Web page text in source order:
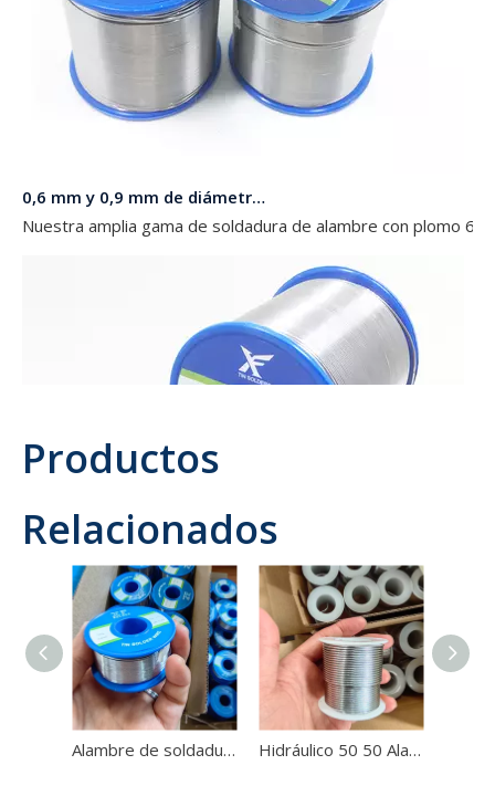
Nuestra amplia gama de soldadura de alambre con plomo
Bienvenido a XF Solder, un fabricante líder de China
Productos
Relacionados
Alambre de soldadura con plomo con núcleo de resina 60 40 en diámetros de 0,8 mm, 1,0 mm, 1,2 mm y carrete de 100 g para aplicaciones de PCB Hidráulico 50 50 Alambre de soldadura con núcleo de resina 450 g 500 g por rollo en diámetros de 1,6 mm 3 mm 3,2 mm